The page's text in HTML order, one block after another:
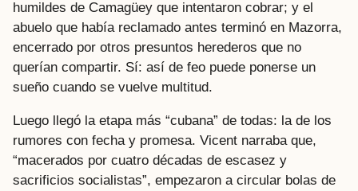
humildes de Camagüey que intentaron cobrar; y el
abuelo que había reclamado antes terminó en Mazorra,
encerrado por otros presuntos herederos que no
querían compartir. Sí: así de feo puede ponerse un
sueño cuando se vuelve multitud.
Luego llegó la etapa más “cubana” de todas: la de los
rumores con fecha y promesa. Vicent narraba que,
“macerados por cuatro décadas de escasez y
sacrificios socialistas”, empezaron a circular bolas de